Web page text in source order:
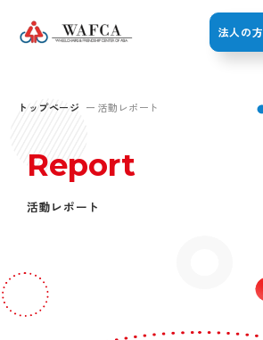
法人の方
トップページ 活動レポート
Report
活動レポート